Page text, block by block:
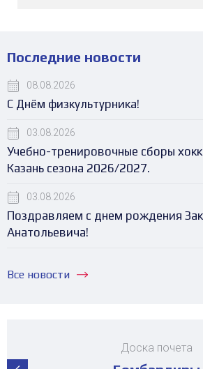
Последние новости
08.08.2026
С Днём физкультурника!
03.08.2026
Учебно-тренировочные сборы
Казань сезона 2026/2027.
03.08.2026
Поздравляем с днем рождения
Анатольевича!
Все новости
Доска почета